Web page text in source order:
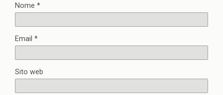
Nome *
Email *
Sito web